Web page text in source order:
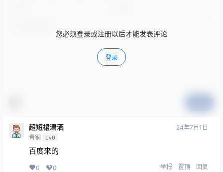
您必须登录或注册以后才能发表评论
登录
超短裙潇洒
青铜 Lv0
24年7月1日
百度来的
0 0 举报 置顶 回复